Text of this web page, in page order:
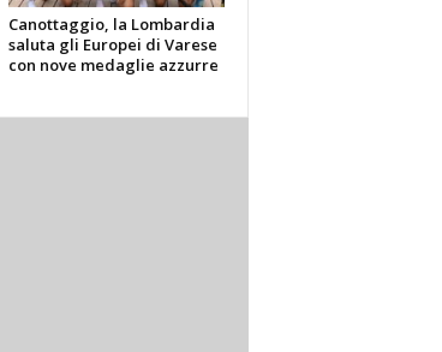
Canottaggio, la Lombardia
saluta gli Europei di Varese
con nove medaglie azzurre